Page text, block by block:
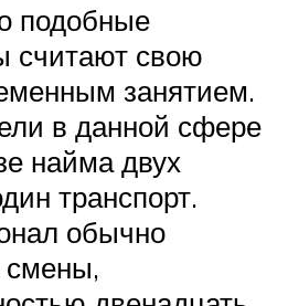
подобные
считают свою
занятием.
в данной сфере
найма двух
транспорт.
обычно
смены,